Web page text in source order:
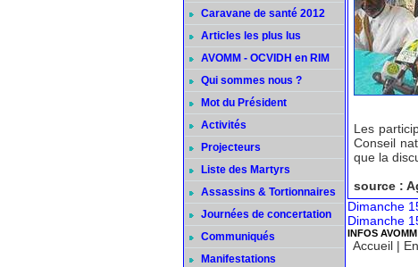
Caravane de santé 2012
Articles les plus lus
AVOMM - OCVIDH en RIM
Qui sommes nous ?
Mot du Président
Activités
Projecteurs
Liste des Martyrs
Assassins & Tortionnaires
Journées de concertation
Communiqués
Manifestations
Les
Conseil
que la
source :
Dimanche
Dimanche
INFOS AVOMM
Accueil |